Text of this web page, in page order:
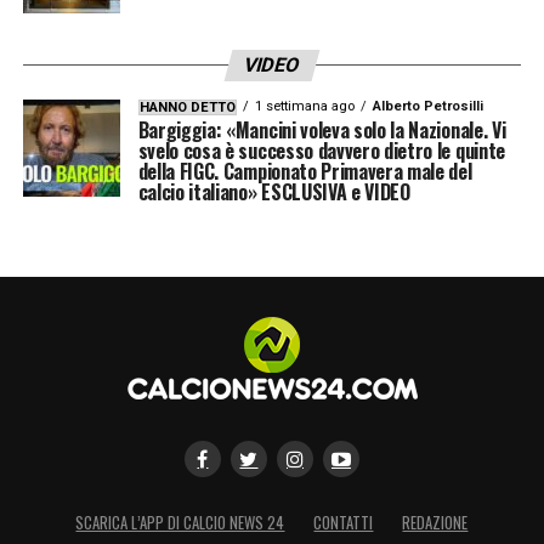
VIDEO
HANNO DETTO 1 settimana ago Alberto Petrosilli
Bargiggia: «Mancini voleva solo la Nazionale. Vi
svelo cosa è successo davvero dietro le quinte
della FIGC. Campionato Primavera male del
calcio italiano» ESCLUSIVA e VIDEO
SCARICA L’APP DI CALCIO NEWS 24 CONTATTI
REDAZIONE